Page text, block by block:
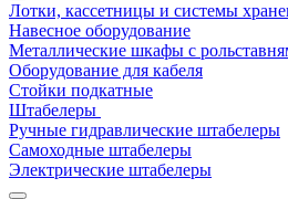
Лотки, кассетницы и системы
Навесное оборудование
Металлические шкафы с
Оборудование для кабеля
Стойки подкатные
Штабелеры
Ручные гидравлические штабелеры
Самоходные штабелеры
Электрические штабелеры